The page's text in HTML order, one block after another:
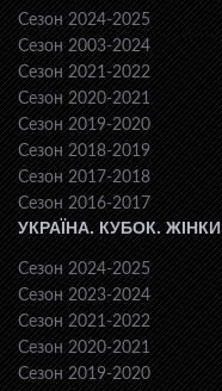
Сезон 2024-2025
Сезон 2003-2024
Сезон 2021-2022
Сезон 2020-2021
Сезон 2019-2020
Сезон 2018-2019
Сезон 2017-2018
Сезон 2016-2017
УКРАЇНА. КУБОК. ЖІНКИ
Сезон 2024-2025
Сезон 2023-2024
Сезон 2021-2022
Сезон 2020-2021
Сезон 2019-2020